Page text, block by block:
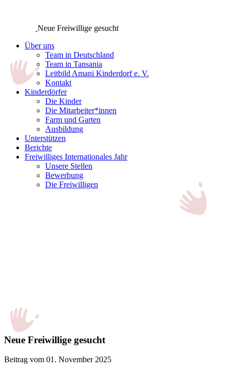
Neue Freiwillige gesucht
Über uns
Team in Deutschland
Team in Tansania
Leitbild Amani Kinderdorf e. V.
Kontakt
Kinderdörfer
Die Kinder
Die Mitarbeiter*innen
Farm und Garten
Ausbildung
Unterstützen
Berichte
Freiwilliges Internationales Jahr
Unsere Stellen
Bewerbung
Die Freiwilligen
Neue Freiwillige gesucht
Beitrag vom 01. November 2025